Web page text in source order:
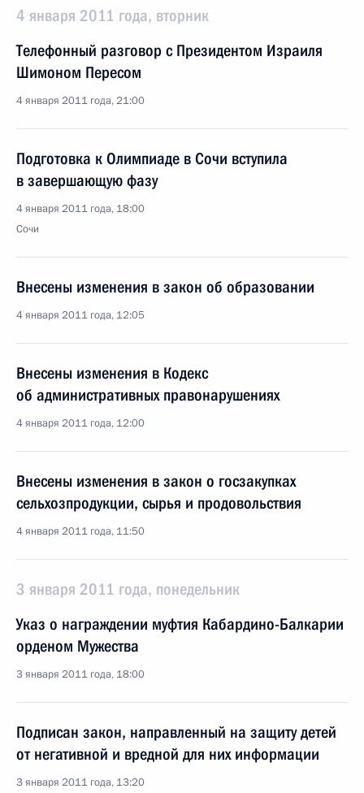
4 января 2011 года, вторник
Телефонный разговор с Президентом Израиля
Шимоном Пересом
4 января 2011 года, 21:00
Подготовка к Олимпиаде в Сочи вступила
в завершающую фазу
4 января 2011 года, 18:00
Сочи
Внесены изменения в закон об образовании
4 января 2011 года, 12:05
Внесены изменения в Кодекс
об административных правонарушениях
4 января 2011 года, 12:00
Внесены изменения в закон о госзакупках
сельхозпродукции, сырья и продовольствия
4 января 2011 года, 11:50
3 января 2011 года, понедельник
Указ о награждении муфтия Кабардино-Балкарии
орденом Мужества
3 января 2011 года, 18:00
Подписан закон, направленный на защиту детей
от негативной и вредной для них информации
3 января 2011 года, 13:20